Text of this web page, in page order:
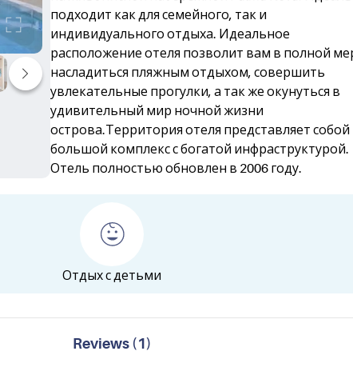
подходит как для семейного, так и
индивидуального отдыха. Идеальное
расположение отеля позволит вам в полной
насладиться пляжным отдыхом, совершить
увлекательные прогулки, а так же окунуться в
удивительный мир ночной жизни
острова.Территория отеля представляет собой
большой комплекс с богатой инфраструктурой.
Отель полностью обновлен в 2006 году.
Отдых с детьми
Reviews( 1 )